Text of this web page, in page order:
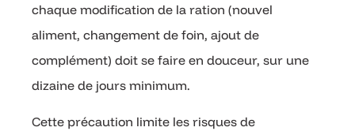
chaque modification de la ration (nouvel
aliment, changement de foin, ajout de
complément) doit se faire en douceur, sur une
dizaine de jours minimum.
Cette précaution limite les risques de